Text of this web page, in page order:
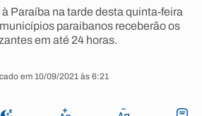
Paraíba na tarde desta quinta-feira
paraibanos receberão os
em até 24 horas.
em 10/09/2021 às 6:21